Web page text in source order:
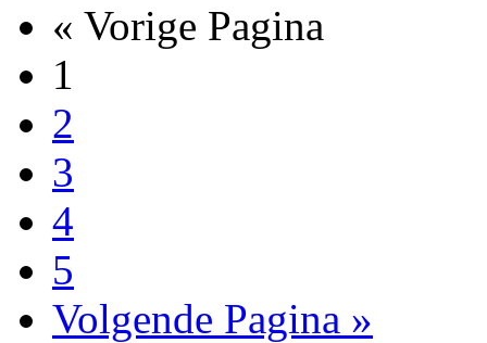
« Vorige Pagina
1
2
3
4
5
Volgende Pagina »